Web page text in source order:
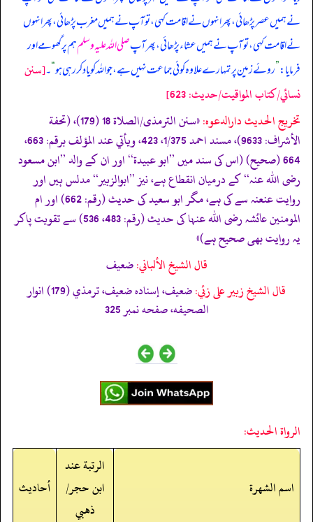
نے ہمیں عصر پڑھائی، پھر انہوں نے اقامت کہی، تو آپ نے ہمیں مغرب پڑھائی، پھر انہوں
نے اقامت کہی، تو آپ نے ہمیں عشاء پڑھائی، پھر آپصلی اللہ علیہ وسلمہم پر گھومے اور
فرمایا:”روئے زمین پر تمہارے علاوہ کوئی جماعت نہیں ہے، جو اللہ کو یاد کر رہی ہو“۔[سنن
نسائي/كتاب المواقيت/حدیث: 623]
تخریج الحدیث دارالدعوہ:
«سنن الترمذی/الصلاة 18 (179)، (تحفة
الأشراف: 9633)، مسند احمد 1/375، 423، ویأتي عند المؤلف برقم: 663،
664 (صحیح) (اس کی سند میں ’’ابو عبیدة‘‘ اور ان کے والد ’’ابن مسعود
رضی اللہ عنہ‘‘ کے درمیان انقطاع ہے، نیز ’’ابوالزبیر‘‘ مدلس ہیں اور
روایت عنعنہ سے کی ہے، مگر ابو سعید کی حدیث (رقم: 662) اور ام
المومنین عائشہ رضی اللہ عنہا کی حدیث (رقم: 483، 536) سے تقویت پاکر
یہ روایت بھی صحیح ہے)»
قال الشيخ الألباني:ضعيف
قال الشيخ زبير على زئي:
ضعيف، إسناده ضعيف، ترمذي (179) انوار
الصحيفه، صفحه نمبر 325
الرواة الحديث:
اسم الشهرة
الرتبة عند
ابن حجر/
ذهبي
أحاديث